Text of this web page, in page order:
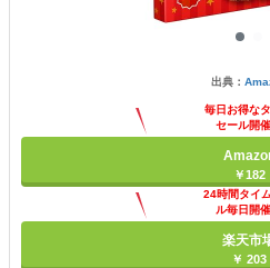
出典：
毎日お得な
セール開
￥182
24時間タイ
ル毎日開
楽天市
￥ 203